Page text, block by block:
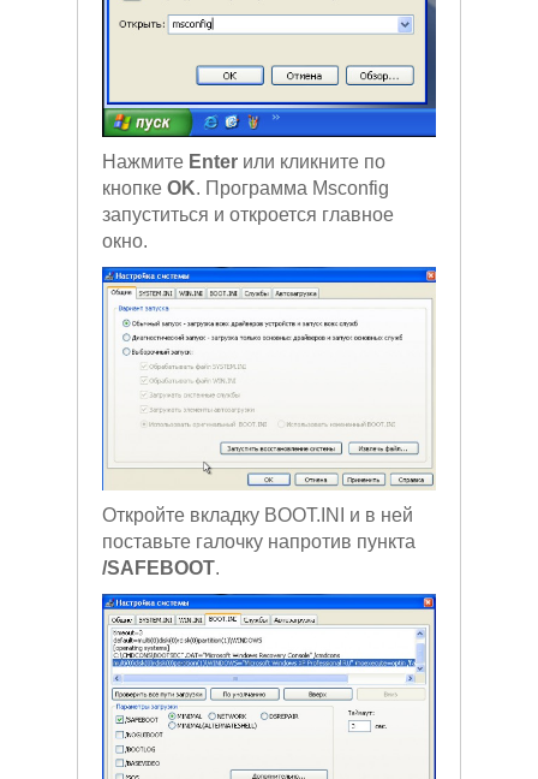
Нажмите Enter или кликните по
кнопке OK. Программа Msconfig
запуститься и откроется главное
окно.
Откройте вкладку BOOT.INI и в ней
поставьте галочку напротив пункта
/SAFEBOOT.